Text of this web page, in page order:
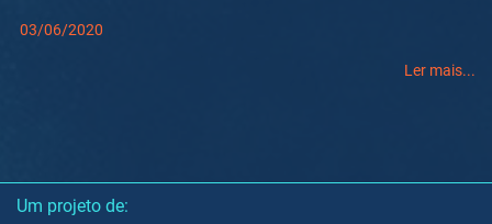
03/06/2020
Ler mais...
Um projeto de: